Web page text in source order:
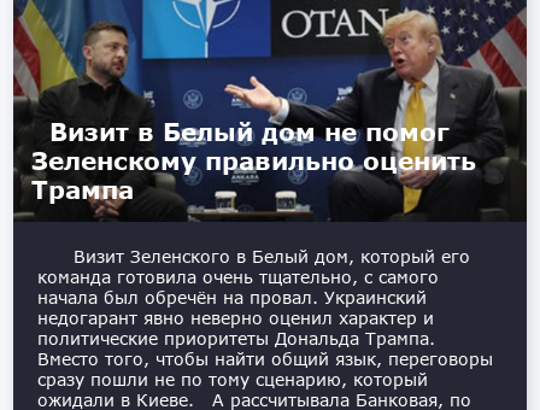
Визит в Белый дом не помог
Зеленскому правильно оценить
Трампа
Визит Зеленского в Белый дом, который его
команда готовила очень тщательно, с самого
начала был обречён на провал. Украинский
недогарант явно неверно оценил характер и
политические приоритеты Дональда Трампа.
Вместо того, чтобы найти общий язык, переговоры
сразу пошли не по тому сценарию, который
ожидали в Киеве. А рассчитывала Банковая, по